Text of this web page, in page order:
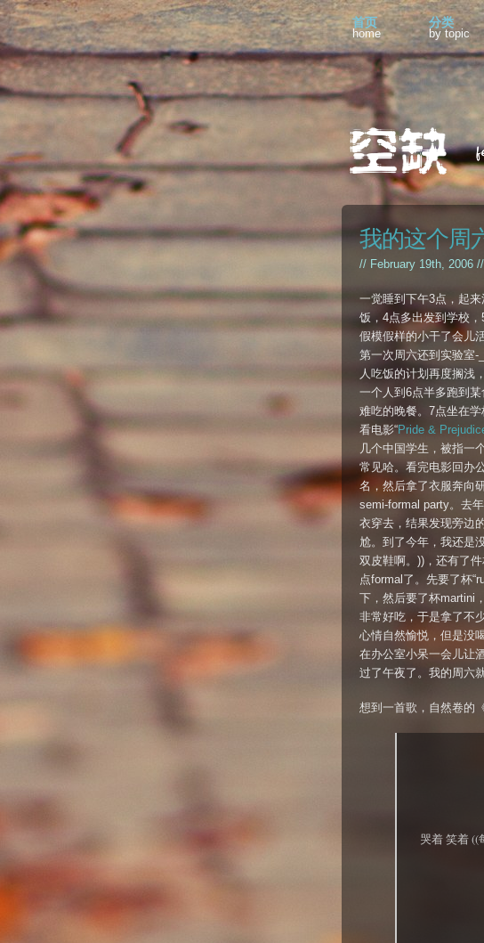
首页
home
分类
by topic
我的这个周
// February 19th, 2006 //
一觉睡到下午3点，起
饭，4点多出发到学校
假模假样的小干了会儿
第一次周六还到实验室-
人吃饭的计划再度搁浅
一个人到6点半多跑到某
难吃的晚餐。7点坐在
看电影“Pride &
几个中国学生，被指一
常见哈。看完电影回办
名，然后拿了衣服奔向
semi-formal party。去
衣穿去，结果发现旁边
尬。到了今年，我还是
双皮鞋啊。))，还有了
点formal了。先要了杯
下，然后要了杯martini
非常好吃，于是拿了不
心情自然愉悦，但是没
在办公室小呆一会儿让
过了午夜了。我的周六
想到一首歌，自然卷的
哭着 笑着 ((